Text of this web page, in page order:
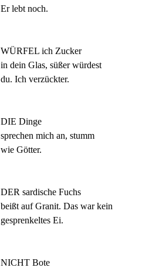
Er lebt noch.
WÜRFEL ich Zucker
in dein Glas, süßer würdest
du. Ich verzückter.
DIE Dinge
sprechen mich an, stumm
wie Götter.
DER sardische Fuchs
beißt auf Granit. Das war kein
gesprenkeltes Ei.
NICHT Bote